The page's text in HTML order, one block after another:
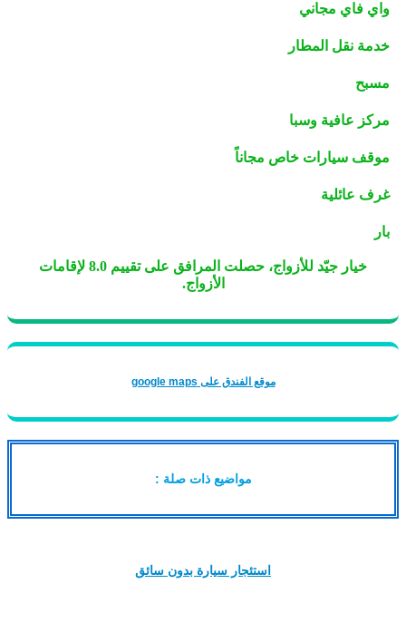
واي فاي مجاني
خدمة نقل المطار
مسبح
مركز عافية وسبا
موقف سيارات خاص مجاناً
غرف عائلية
بار
خيار جيّد للأزواج، حصلت المرافق على تقييم 8.0 لإقامات
الأزواج.
موقع الفندق على google maps
مواضيع ذات صلة :
استئجار سيارة بدون سائق